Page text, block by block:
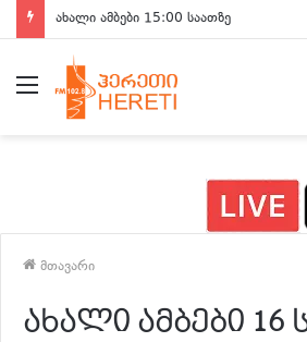
ახალი ამბები 15:00 საათზე
მენიუ
მთავარი
ახალი ამბები 16